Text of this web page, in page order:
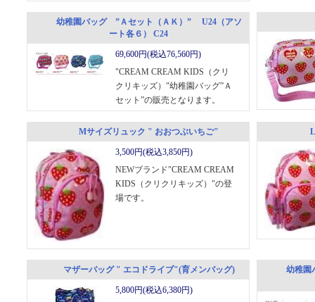
幼稚園バッグ ”Ａセット（ＡＫ）” U24（アソ
ート各６） C24
69,600円(税込76,560円)
"CREAM CREAM KIDS（クリ
クリキッズ）"幼稚園バッグ”Ａ
セット”の販売となります。
Mサイズリュック " おおつぶいちご"
3,500円(税込3,850円)
NEWブランド"CREAM CREAM
KIDS（クリクリキッズ）"の登
場です。
マザーバッグ " エコドライブ"(育メンバッグ)
5,800円(税込6,380円)
幼稚